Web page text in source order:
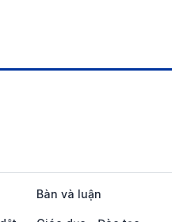
Bàn và luận